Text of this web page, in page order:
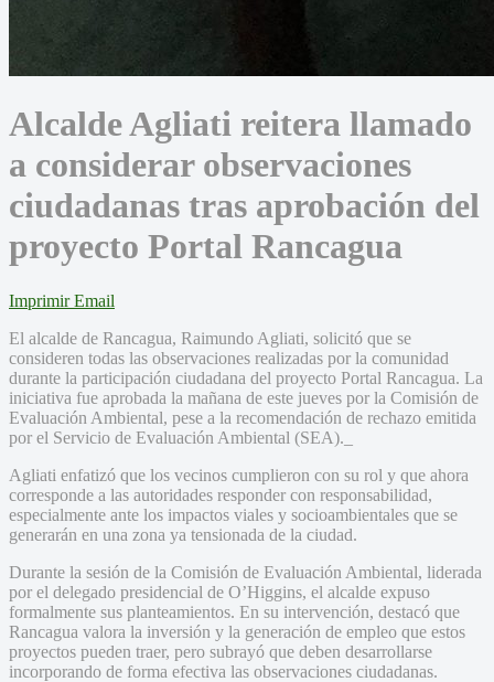
Alcalde Agliati reitera llamado
a considerar observaciones
ciudadanas tras aprobación del
proyecto Portal Rancagua
Imprimir Email
El alcalde de Rancagua, Raimundo Agliati, solicitó que se
consideren todas las observaciones realizadas por la comunidad
durante la participación ciudadana del proyecto Portal Rancagua. La
iniciativa fue aprobada la mañana de este jueves por la Comisión de
Evaluación Ambiental, pese a la recomendación de rechazo emitida
por el Servicio de Evaluación Ambiental (SEA)._
Agliati enfatizó que los vecinos cumplieron con su rol y que ahora
corresponde a las autoridades responder con responsabilidad,
especialmente ante los impactos viales y socioambientales que se
generarán en una zona ya tensionada de la ciudad.
Durante la sesión de la Comisión de Evaluación Ambiental, liderada
por el delegado presidencial de O’Higgins, el alcalde expuso
formalmente sus planteamientos. En su intervención, destacó que
Rancagua valora la inversión y la generación de empleo que estos
proyectos pueden traer, pero subrayó que deben desarrollarse
incorporando de forma efectiva las observaciones ciudadanas.